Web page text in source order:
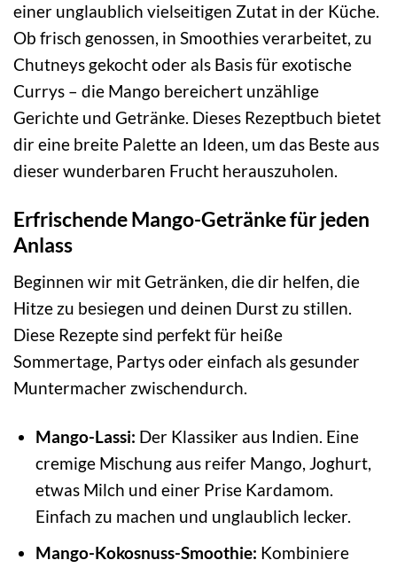
einer unglaublich vielseitigen Zutat in der Küche.
Ob frisch genossen, in Smoothies verarbeitet, zu
Chutneys gekocht oder als Basis für exotische
Currys – die Mango bereichert unzählige
Gerichte und Getränke. Dieses Rezeptbuch bietet
dir eine breite Palette an Ideen, um das Beste aus
dieser wunderbaren Frucht herauszuholen.
Erfrischende Mango-Getränke für jeden
Anlass
Beginnen wir mit Getränken, die dir helfen, die
Hitze zu besiegen und deinen Durst zu stillen.
Diese Rezepte sind perfekt für heiße
Sommertage, Partys oder einfach als gesunder
Muntermacher zwischendurch.
Mango-Lassi: Der Klassiker aus Indien. Eine
cremige Mischung aus reifer Mango, Joghurt,
etwas Milch und einer Prise Kardamom.
Einfach zu machen und unglaublich lecker.
Mango-Kokosnuss-Smoothie: Kombiniere